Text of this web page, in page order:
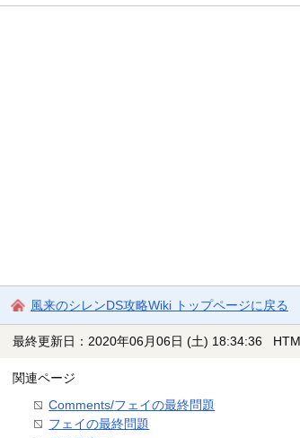
風来のシレンDS攻略Wiki トップページに戻る
最終更新日：2020年06月06日 (土) 18:34:36
関連ページ
Comments/フェイの最終問題
フェイの最終問題